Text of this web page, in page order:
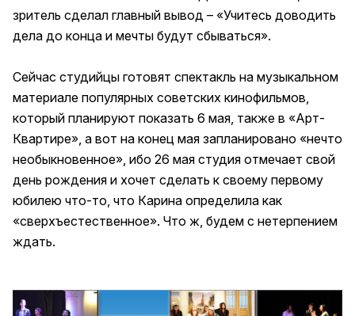
зритель сделал главный вывод – «Учитесь доводить
дела до конца и мечты будут сбываться».
Сейчас студийцы готовят спектакль на музыкальном
материале популярных советских кинофильмов,
который планируют показать 6 мая, также в «Арт-
Квартире», а вот на конец мая запланировано «нечто
необыкновенное», ибо 26 мая студия отмечает свой
день рождения и хочет сделать к своему первому
юбилею что-то, что Карина определила как
«сверхъестественное». Что ж, будем с нетерпением
ждать.